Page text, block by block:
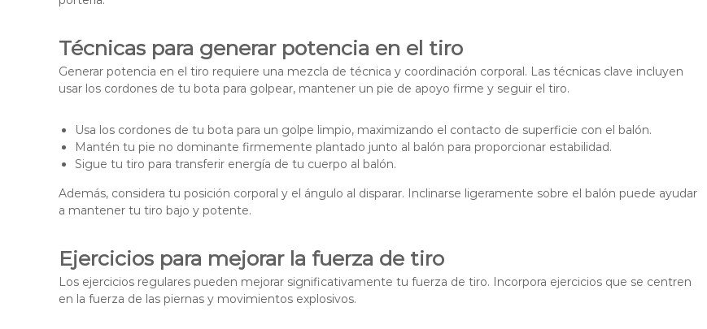
Técnicas para generar potencia en el tiro
Generar potencia en el tiro requiere una mezcla de técnica y coordinación corporal. Las técnicas clave incluyen
usar los cordones de tu bota para golpear, mantener un pie de apoyo firme y seguir el tiro.
Usa los cordones de tu bota para un golpe limpio, maximizando el contacto de superficie con el balón.
Mantén tu pie no dominante firmemente plantado junto al balón para proporcionar estabilidad.
Sigue tu tiro para transferir energía de tu cuerpo al balón.
Además, considera tu posición corporal y el ángulo al disparar. Inclinarse ligeramente sobre el balón puede ayudar
a mantener tu tiro bajo y potente.
Ejercicios para mejorar la fuerza de tiro
Los ejercicios regulares pueden mejorar significativamente tu fuerza de tiro. Incorpora ejercicios que se centren
en la fuerza de las piernas y movimientos explosivos.